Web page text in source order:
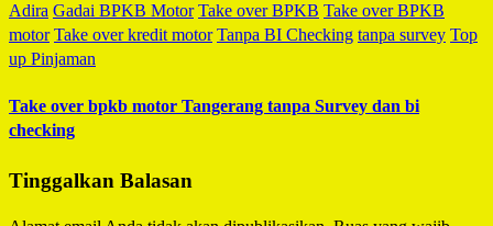
Adira Gadai BPKB Motor Take over BPKB Take over BPKB
motor Take over kredit motor Tanpa BI Checking tanpa survey Top
up Pinjaman
Take over bpkb motor Tangerang tanpa Survey dan bi
checking
Tinggalkan Balasan